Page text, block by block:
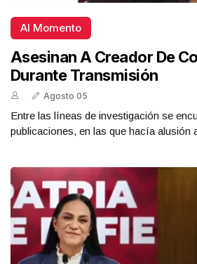
Al Momento
Asesinan A Creador De
Durante Transmisión
Agosto 05
Entre las líneas de investigación se
publicaciones, en las que hacía alusión